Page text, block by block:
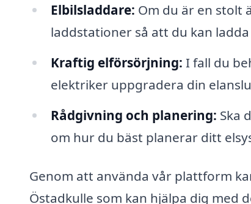
Elbilsladdare: Om du är en stolt
laddstationer så att du kan
Kraftig elförsörjning: I fall du
elektriker uppgradera din
Rådgivning och planering: Ska
om hur du bäst planerar ditt
Genom att använda vår plattform
Östadkulle som kan hjälpa dig med